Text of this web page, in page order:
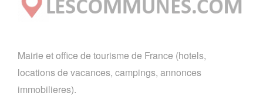
Mairie et office de tourisme de France (hotels,
locations de vacances, campings, annonces
immobilieres).